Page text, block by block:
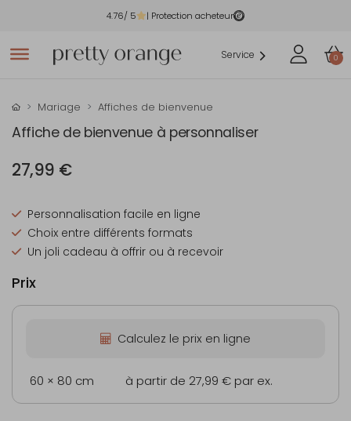
4.76/ 5 | Protection acheteur
Service 0
Mariage Affiches de bienvenue
Affiche de bienvenue à personnaliser
27,99 €
Personnalisation facile en ligne
Choix entre différents formats
Un joli cadeau à offrir ou à recevoir
Prix
Calculez le prix en ligne
60 × 80 cm à partir de 27,99 € par ex.